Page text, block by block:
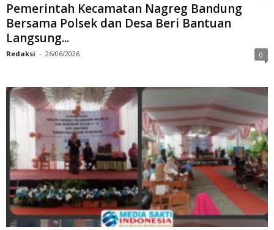
Pemerintah Kecamatan Nagreg Bandung
Bersama Polsek dan Desa Beri Bantuan
Langsung...
Redaksi - 26/06/2026 0